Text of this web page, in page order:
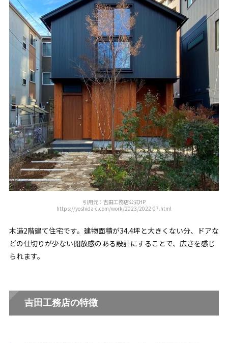
引用元：吉田工務店公式HP
https://yoshida-c.com/work/2023/2022-07.html
木造2階建て住宅です。建物面積が34.4坪と大きくない分、ドアな
どの仕切りが少ない開放感のある設計にすることで、広さを感じ
られます。
吉田工務店の特徴